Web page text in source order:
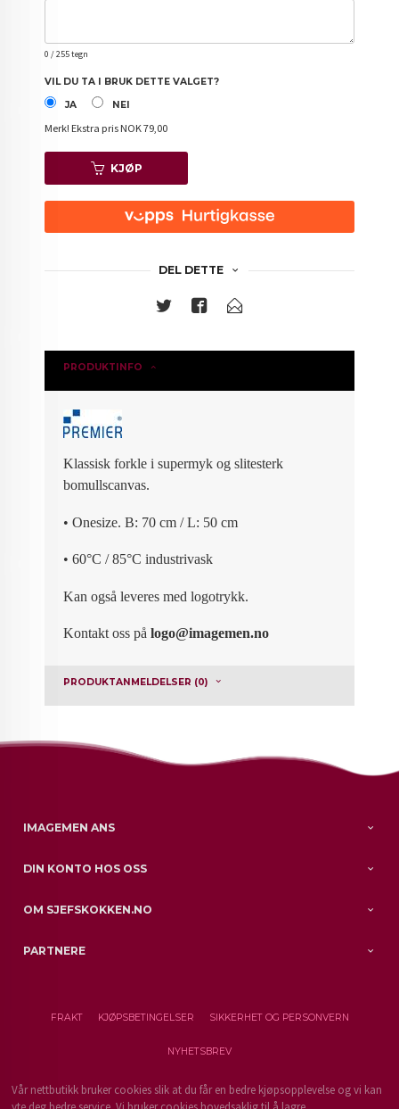
0 / 255 tegn
VIL DU TA I BRUK DETTE VALGET?
JA
NEI
Merk! Ekstra pris NOK 79,00
KJØP
DEL DETTE
PRODUKTINFO
Klassisk forkle i supermyk og slitesterk
bomullscanvas.
• Onesize. B: 70 cm / L: 50 cm
• 60°C / 85°C industrivask
Kan også leveres med logotrykk.
Kontakt oss pålogo@imagemen.no
PRODUKTANMELDELSER (0)
IMAGEMEN ANS
DIN KONTO HOS OSS
OM SJEFSKOKKEN.NO
PARTNERE
FRAKT KJØPSBETINGELSER SIKKERHET OG PERSONVERN
NYHETSBREV
Vår nettbutikk bruker cookies slik at du får en bedre kjøpsopplevelse og vi kan